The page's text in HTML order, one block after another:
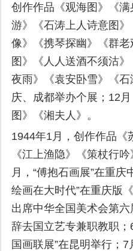
创作作品《观海图》《
游》《石涛上人诗意图
像》《携琴探幽》《群
图》《人人送酒不须沽
夜雨》《袁安卧雪》《
庆、成都举办个展；12
图》《湘夫人》。
1944年1月，创作作品《
《江上渔隐》《策杖行
月，“傅抱石画展”在重庆
绘画在大时代”在重庆版
出席中华全国美术会第
辞去国立艺专兼职教职
国画联展”在昆明举行；7